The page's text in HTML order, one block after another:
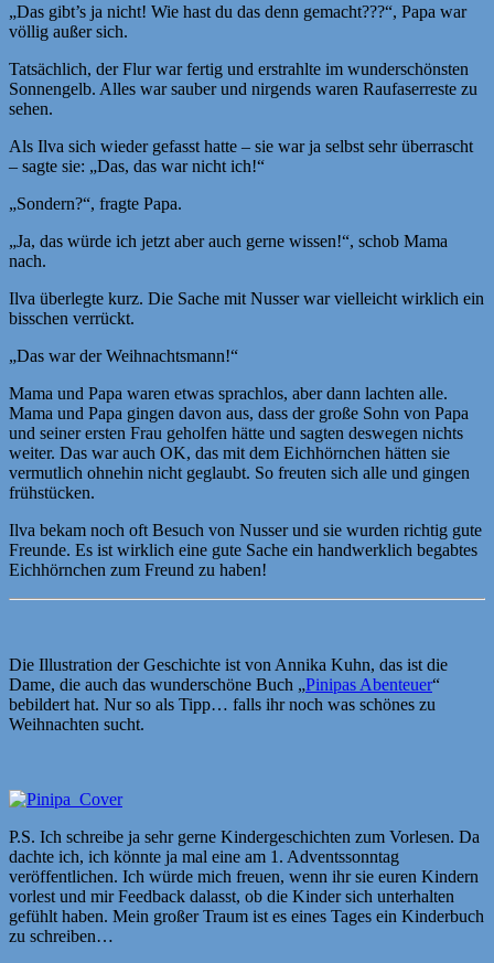
„Das gibt’s ja nicht! Wie hast du das denn gemacht???“, Papa war
völlig außer sich.
Tatsächlich, der Flur war fertig und erstrahlte im wunderschönsten
Sonnengelb. Alles war sauber und nirgends waren Raufaserreste zu
sehen.
Als Ilva sich wieder gefasst hatte – sie war ja selbst sehr überrascht
– sagte sie: „Das, das war nicht ich!“
„Sondern?“, fragte Papa.
„Ja, das würde ich jetzt aber auch gerne wissen!“, schob Mama
nach.
Ilva überlegte kurz. Die Sache mit Nusser war vielleicht wirklich ein
bisschen verrückt.
„Das war der Weihnachtsmann!“
Mama und Papa waren etwas sprachlos, aber dann lachten alle.
Mama und Papa gingen davon aus, dass der große Sohn von Papa
und seiner ersten Frau geholfen hätte und sagten deswegen nichts
weiter. Das war auch OK, das mit dem Eichhörnchen hätten sie
vermutlich ohnehin nicht geglaubt. So freuten sich alle und gingen
frühstücken.
Ilva bekam noch oft Besuch von Nusser und sie wurden richtig gute
Freunde. Es ist wirklich eine gute Sache ein handwerklich begabtes
Eichhörnchen zum Freund zu haben!
Die Illustration der Geschichte ist von Annika Kuhn, das ist die
Dame, die auch das wunderschöne Buch „Pinipas Abenteuer“
bebildert hat. Nur so als Tipp… falls ihr noch was schönes zu
Weihnachten sucht.
P.S. Ich schreibe ja sehr gerne Kindergeschichten zum Vorlesen. Da
dachte ich, ich könnte ja mal eine am 1. Adventssonntag
veröffentlichen. Ich würde mich freuen, wenn ihr sie euren Kindern
vorlest und mir Feedback dalasst, ob die Kinder sich unterhalten
gefühlt haben. Mein großer Traum ist es eines Tages ein Kinderbuch
zu schreiben…